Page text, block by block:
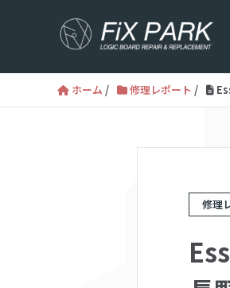
ホーム / 修理レポート /
修理